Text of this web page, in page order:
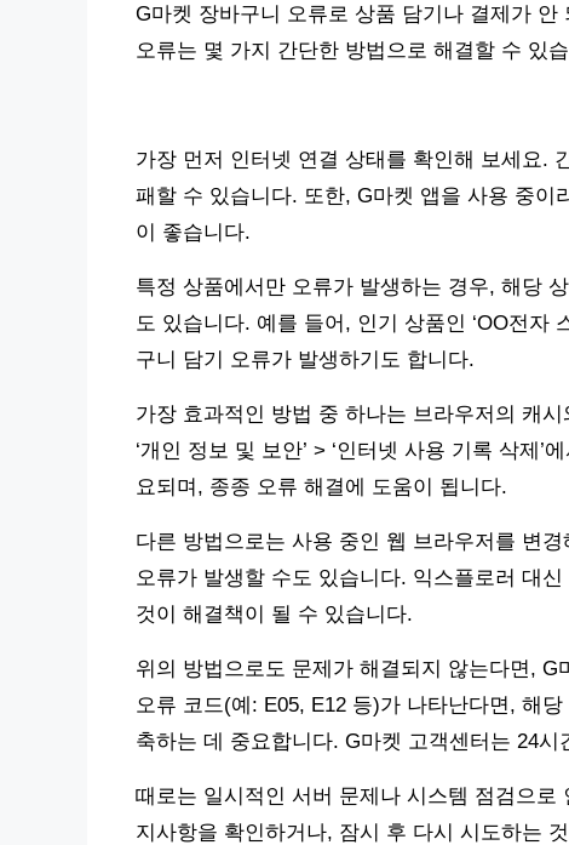
G마켓 장바구니 오류로 상품 담기나 결제가
오류는 몇 가지 간단한 방법으로 해결할 수 있
가장 먼저 인터넷 연결 상태를 확인해 보세요.
패할 수 있습니다. 또한, G마켓 앱을 사용 중이
이 좋습니다.
특정 상품에서만 오류가 발생하는 경우, 해당
도 있습니다. 예를 들어, 인기 상품인 ‘OO전자
구니 담기 오류가 발생하기도 합니다.
가장 효과적인 방법 중 하나는 브라우저의 캐
‘개인 정보 및 보안’ > ‘인터넷 사용 기록 삭제
요되며, 종종 오류 해결에 도움이 됩니다.
다른 방법으로는 사용 중인 웹 브라우저를 변
오류가 발생할 수도 있습니다. 익스플로러 대
것이 해결책이 될 수 있습니다.
위의 방법으로도 문제가 해결되지 않는다면,
오류 코드(예: E05, E12 등)가 나타난다면, 해
축하는 데 중요합니다. G마켓 고객센터는 24
때로는 일시적인 서버 문제나 시스템 점검으
지사항을 확인하거나, 잠시 후 다시 시도하는